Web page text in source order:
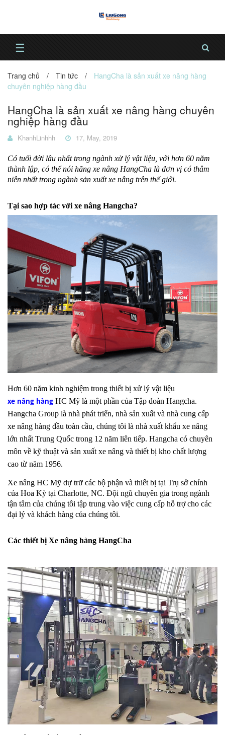
☰
Trang chủ / Tin tức /
HangCha là sản xuất xe nâng hàng
chuyên nghiệp hàng đầu
HangCha là sản xuất xe nâng hàng chuyên
nghiệp hàng đầu
KhanhLinhhh 17, May, 2019
Có tuổi đời lâu nhất trong ngành xử lý vật liệu, với hơn 60 năm
thành lập, có thể nói hãng xe nâng HangCha là đơn vị có thâm
niên nhất trong ngành sản xuất xe nâng trên thế giới.
Tại sao hợp tác với xe nâng Hangcha?
Hơn 60 năm kinh nghiệm trong thiết bị xử lý vật liệu
xe nâng hàng HC Mỹ là một phần của Tập đoàn Hangcha.
Hangcha Group là nhà phát triển, nhà sản xuất và nhà cung cấp
xe nâng hàng đầu toàn cầu, chúng tôi là nhà xuất khẩu xe nâng
lớn nhất Trung Quốc trong 12 năm liên tiếp. Hangcha có chuyên
môn về kỹ thuật và sản xuất xe nâng và thiết bị kho chất lượng
cao từ năm 1956.
Xe nâng HC Mỹ dự trữ các bộ phận và thiết bị tại Trụ sở chính
của Hoa Kỳ tại Charlotte, NC. Đội ngũ chuyên gia trong ngành
tận tâm của chúng tôi tập trung vào việc cung cấp hỗ trợ cho các
đại lý và khách hàng của chúng tôi.
Các thiết bị Xe nâng hàng HangCha